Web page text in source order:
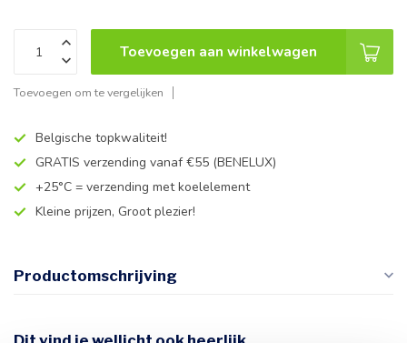
Toevoegen aan winkelwagen
Toevoegen om te vergelijken
Belgische topkwaliteit!
GRATIS verzending vanaf €55 (BENELUX)
+25°C = verzending met koelelement
Kleine prijzen, Groot plezier!
Productomschrijving